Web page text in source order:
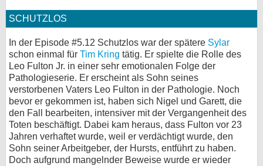
SCHUTZLOS
In der Episode #5.12 Schutzlos war der spätere Sylar
schon einmal für Tim Kring tätig. Er spielte die Rolle des
Leo Fulton Jr. in einer sehr emotionalen Folge der
Pathologieserie. Er erscheint als Sohn seines
verstorbenen Vaters Leo Fulton in der Pathologie. Noch
bevor er gekommen ist, haben sich Nigel und Garett, die
den Fall bearbeiten, intensiver mit der Vergangenheit des
Toten beschäftigt. Dabei kam heraus, dass Fulton vor 23
Jahren verhaftet wurde, weil er verdächtigt wurde, den
Sohn seiner Arbeitgeber, der Hursts, entführt zu haben.
Doch aufgrund mangelnder Beweise wurde er wieder
Cookie-Einstellungen
Impressum
Desktop-Ansicht
myFanbase